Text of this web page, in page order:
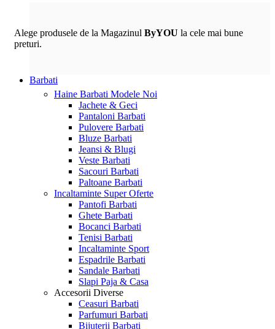
Alege produsele de la Magazinul ByYOU la cele mai bune
preturi.
Barbati
Haine Barbati Modele Noi
Jachete & Geci
Pantaloni Barbati
Pulovere Barbati
Bluze Barbati
Jeansi & Blugi
Veste Barbati
Sacouri Barbati
Paltoane Barbati
Incaltaminte Super Oferte
Pantofi Barbati
Ghete Barbati
Bocanci Barbati
Tenisi Barbati
Incaltaminte Sport
Espadrile Barbati
Sandale Barbati
Slapi Paja & Casa
Accesorii Diverse
Ceasuri Barbati
Parfumuri Barbati
Bijuterii Barbati